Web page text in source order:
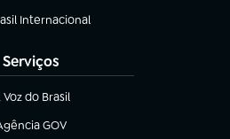
Internacional
em nova aba)
Serviços
Voz do Brasil
em nova aba)
GOV
em nova aba)